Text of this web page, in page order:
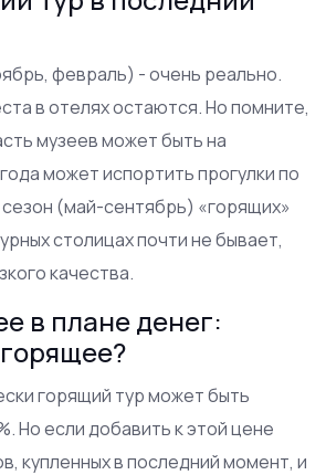
февраль) - очень реально.
в отелях остаются. Но помните,
музеев может быть на
может испортить прогулки по
(май-сентябрь) «горящих»
столицах почти не бывает,
качества.
в плане денег:
горящий тур может быть
Но если добавить к этой цене
купленных в последний момент, и